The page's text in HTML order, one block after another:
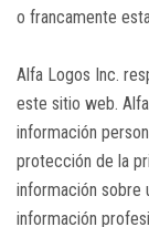
o francamente
Alfa Logos Inc.
este sitio web.
información
protección de la
información sobre
información